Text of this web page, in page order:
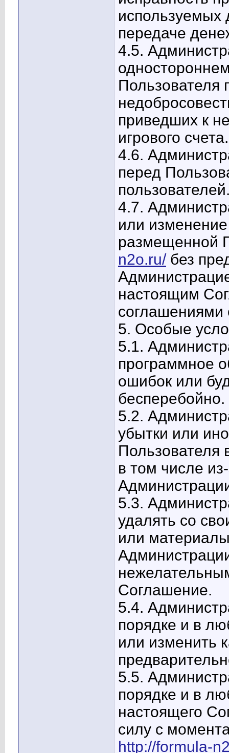
передаче
4.5.
Пользователя
приведших к
игрового счета.
4.6.
перед
4.7.
или
размещенной
n2o.ru/без
настоящим
соглашениями
5. Особые
5.1.
программное
ошибок или
бесперебойно.
5.2.
убытки или
Пользователя
в том числе
5.3.
удалять со
или
Соглашение.
5.4.
порядке и в
или изменить
5.5.
порядке и в
настоящего
силу с
http://formula-